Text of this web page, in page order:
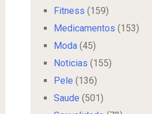
Fitness (159)
Medicamentos (153)
Moda(45)
Noticias (155)
Pele (136)
Saude (501)